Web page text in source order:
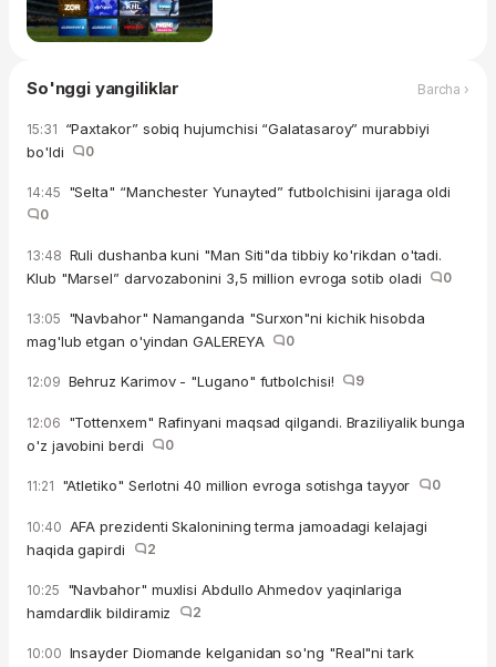
So'nggi yangiliklar Barcha ›
15:31 “Paxtakor” sobiq hujumchisi “Galatasaroy” murabbiyi
bo'ldi
0
14:45 "Selta" “Manchester Yunayted” futbolchisini ijaraga oldi
0
13:48 Ruli dushanba kuni "Man Siti"da tibbiy ko'rikdan o'tadi.
Klub "Marsel” darvozabonini 3,5 million evroga sotib oladi
0
13:05 "Navbahor" Namanganda "Surxon"ni kichik hisobda
mag'lub etgan o'yindan GALEREYA
0
12:09 Behruz Karimov - "Lugano" futbolchisi! 9
12:06 "Tottenxem" Rafinyani maqsad qilgandi. Braziliyalik bunga
o'z javobini berdi
0
11:21 "Atletiko" Serlotni 40 million evroga sotishga tayyor 0
10:40 AFA prezidenti Skalonining terma jamoadagi kelajagi
haqida gapirdi
2
10:25 "Navbahor" muxlisi Abdullo Ahmedov yaqinlariga
hamdardlik bildiramiz
2
10:00 Insayder Diomande kelganidan so'ng "Real"ni tark